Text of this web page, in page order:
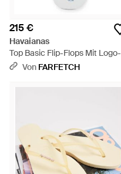
215 €
Havaianas
Top Basic Flip-Flops Mit Logo-
Prägung - Blau
Von FARFETCH